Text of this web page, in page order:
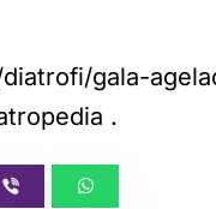
gala-
.